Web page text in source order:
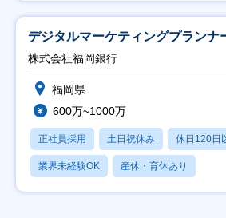
デジタルマーケティングプランナ
株式会社福岡銀行
福岡県
600万~1000万
正社員採用 土日祝休み 休日120日
業界未経験OK 産休・育休あり